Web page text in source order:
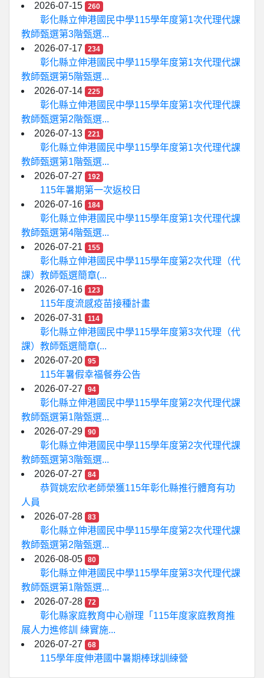
2026-07-15
260
彰化縣立伸港國民中學115學年度第1次代理代課
教師甄選第3階甄選...
2026-07-17
234
彰化縣立伸港國民中學115學年度第1次代理代課
教師甄選第5階甄選...
2026-07-14
225
彰化縣立伸港國民中學115學年度第1次代理代課
教師甄選第2階甄選...
2026-07-13
221
彰化縣立伸港國民中學115學年度第1次代理代課
教師甄選第1階甄選...
2026-07-27
192
115年暑期第一次返校日
2026-07-16
184
彰化縣立伸港國民中學115學年度第1次代理代課
教師甄選第4階甄選...
2026-07-21
155
彰化縣立伸港國民中學115學年度第2次代理（代
課）教師甄選簡章(...
2026-07-16
123
115年度流感疫苗接種計畫
2026-07-31
114
彰化縣立伸港國民中學115學年度第3次代理（代
課）教師甄選簡章(...
2026-07-20
95
115年暑假幸福餐券公告
2026-07-27
94
彰化縣立伸港國民中學115學年度第2次代理代課
教師甄選第1階甄選...
2026-07-29
90
彰化縣立伸港國民中學115學年度第2次代理代課
教師甄選第3階甄選...
2026-07-27
84
恭賀姚宏欣老師榮獲115年彰化縣推行體育有功
人員
2026-07-28
83
彰化縣立伸港國民中學115學年度第2次代理代課
教師甄選第2階甄選...
2026-08-05
80
彰化縣立伸港國民中學115學年度第3次代理代課
教師甄選第1階甄選...
2026-07-28
72
彰化縣家庭教育中心辦理「115年度家庭教育推
展人力進修訓 練實施...
2026-07-27
68
115學年度伸港國中暑期棒球訓練營